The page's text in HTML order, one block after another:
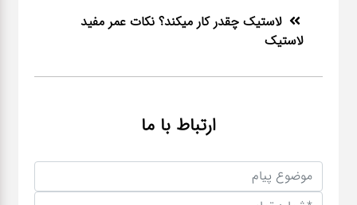
لاستیک چقدر کار میکند؟ نکات عمر مفید
لاستیک
ارتباط با ما